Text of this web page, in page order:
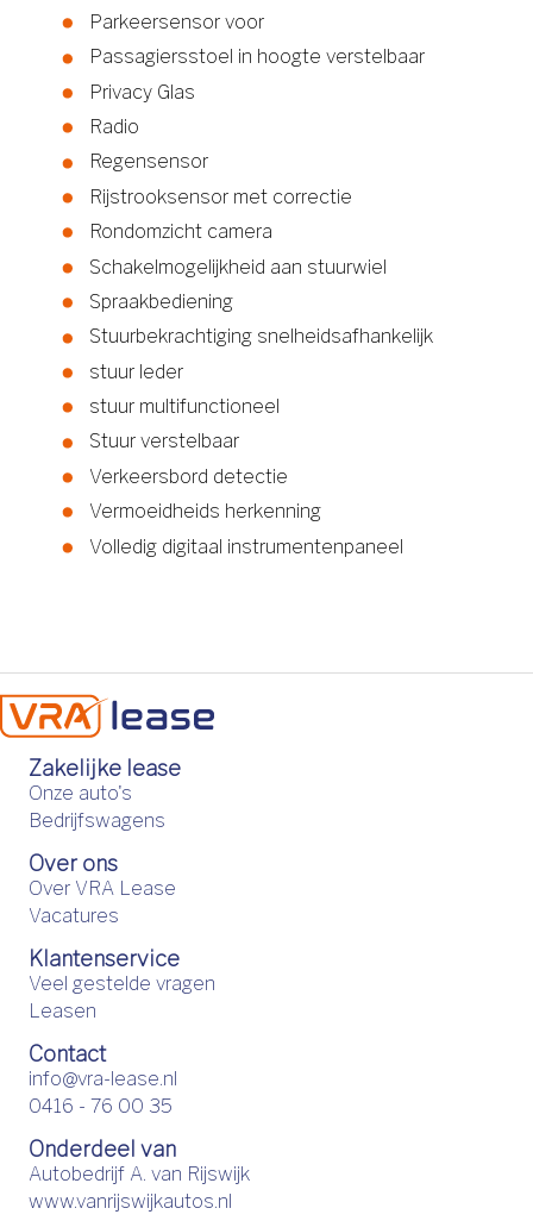
Parkeersensor voor
Passagiersstoel in hoogte verstelbaar
Privacy Glas
Radio
Regensensor
Rijstrooksensor met correctie
Rondomzicht camera
Schakelmogelijkheid aan stuurwiel
Spraakbediening
Stuurbekrachtiging snelheidsafhankelijk
stuur leder
stuur multifunctioneel
Stuur verstelbaar
Verkeersbord detectie
Vermoeidheids herkenning
Volledig digitaal instrumentenpaneel
Zakelijke lease
Onze auto's
Bedrijfswagens
Over ons
Over VRA Lease
Vacatures
Klantenservice
Veel gestelde vragen
Leasen
Contact
info@vra-lease.nl
0416 - 76 00 35
Onderdeel van
Autobedrijf A. van Rijswijk
www.vanrijswijkautos.nl